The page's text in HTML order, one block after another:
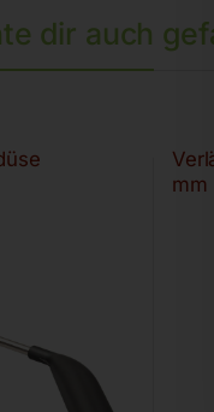
dir auch
mm